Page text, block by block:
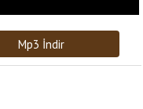
Mp3 İndir